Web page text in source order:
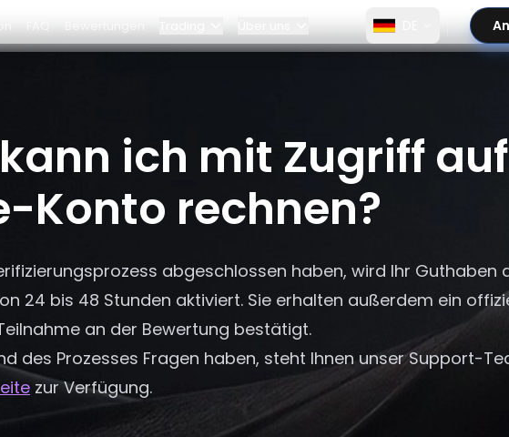
FAQ Bewertungen
Dashboard
Warum Bybit?
Preise
Partnerschaften
ich mit Zugriff
Konto rechnen?
abgeschlossen haben, wird Ihr Guthaben
24 bis 48 Stunden aktiviert. Sie erhalten außerdem ein
an der Bewertung bestätigt.
des Prozesses Fragen haben, steht Ihnen unser Support-
zur Verfügung.